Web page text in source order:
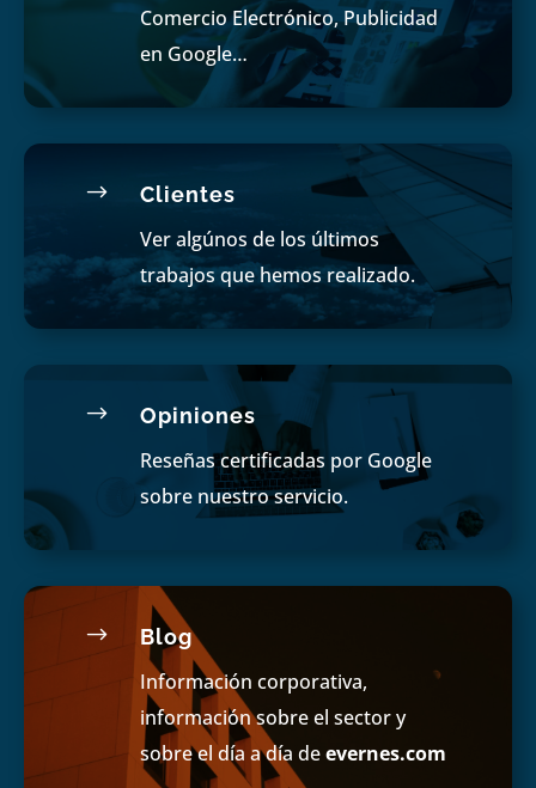
Comercio Electrónico, Publicidad
en Google…
$ Clientes
Ver algúnos de los últimos
trabajos que hemos realizado.
$ Opiniones
Reseñas certificadas por Google
sobre nuestro servicio.
$ Blog
Información corporativa,
información sobre el sector y
sobre el día a día deevernes.com